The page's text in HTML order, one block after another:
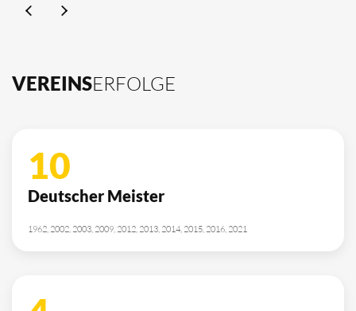
VEREINSERFOLGE